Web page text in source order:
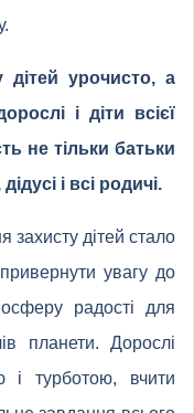
дітей урочисто, а
і діти всієї
не тільки батьки
і всі родичі.
дітей стало
увагу до
радості для
планети. Дорослі
і турботою, вчити